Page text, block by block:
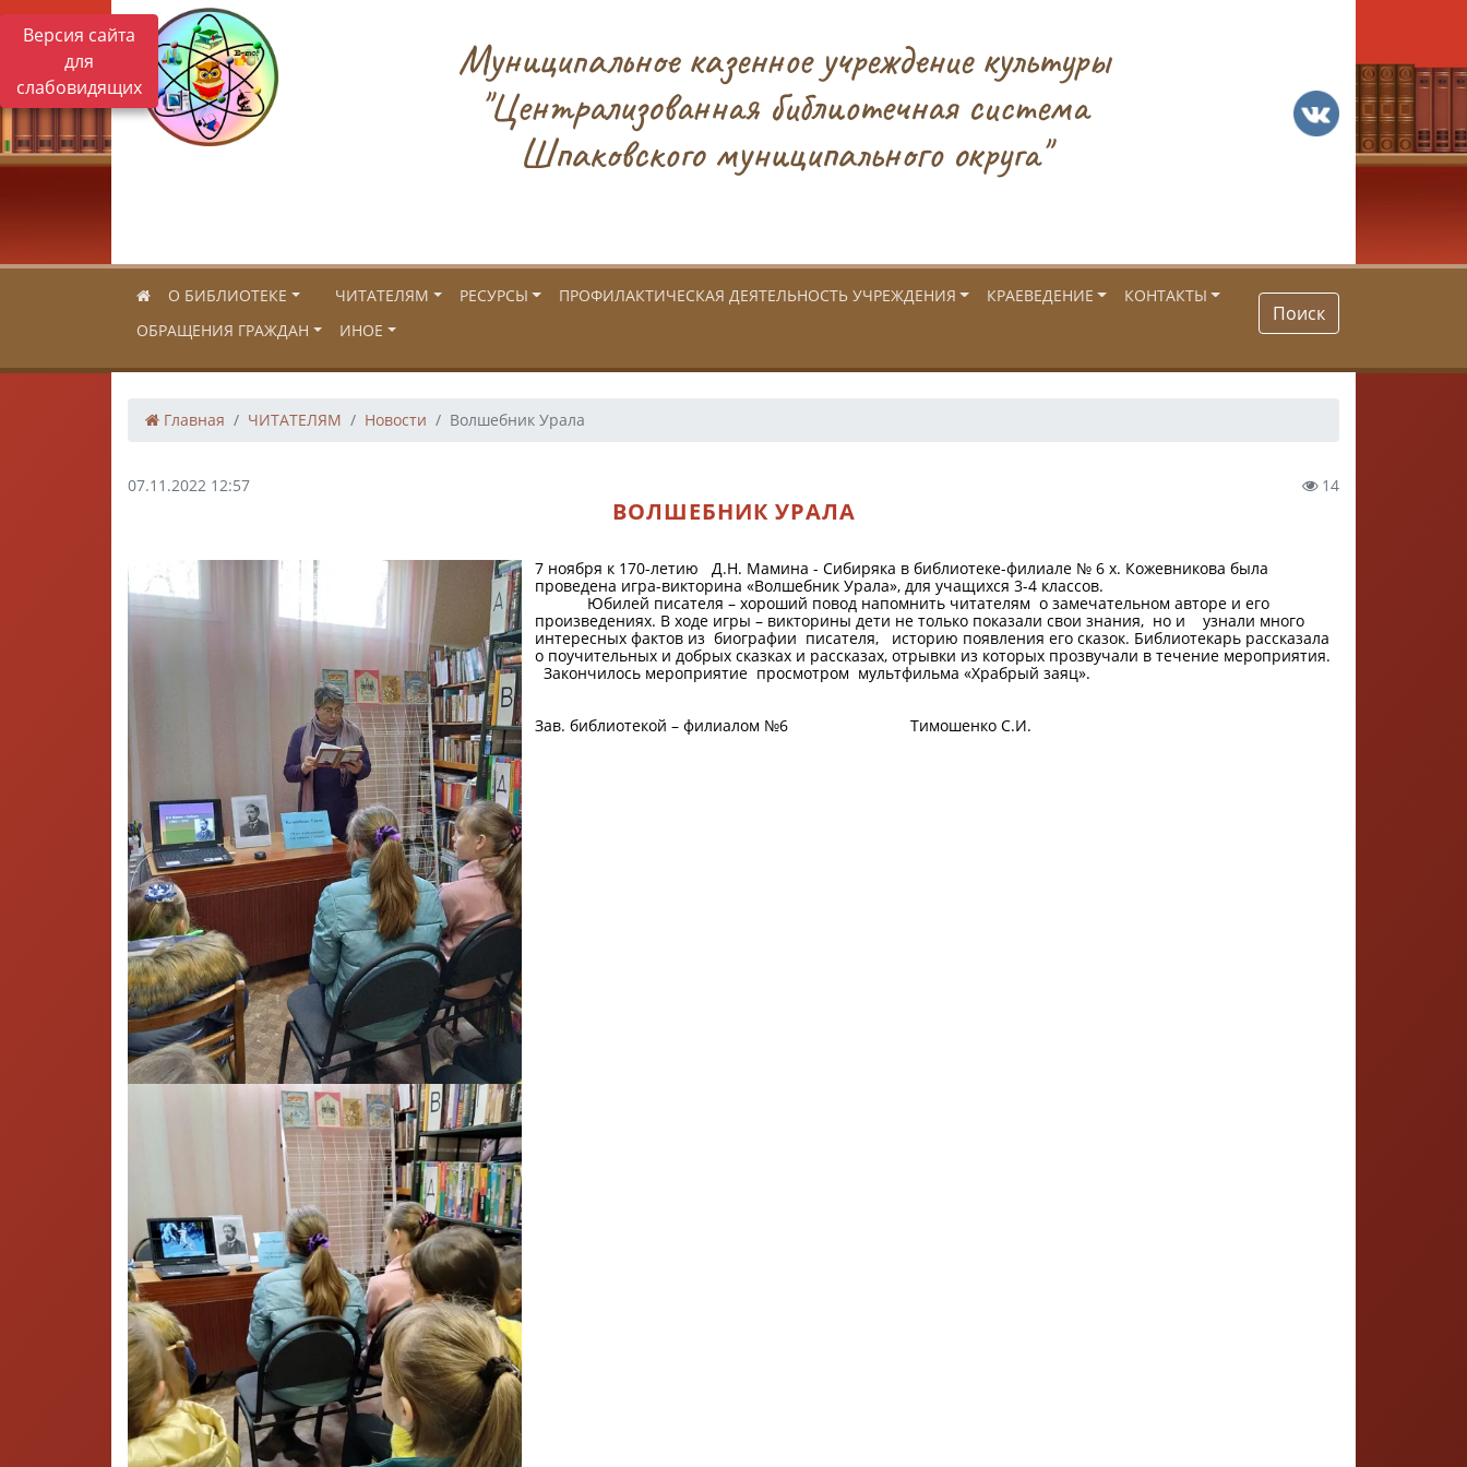
Версия сайта
для
слабовидящих
Муниципальное казенное учреждение культуры
"Централизованная библиотечная система
Шпаковского муниципального округа"
О БИБЛИОТЕКЕ ЧИТАТЕЛЯМ РЕСУРСЫ ПРОФИЛАКТИЧЕСКАЯ ДЕЯТЕЛЬНОСТЬ УЧРЕЖДЕНИЯ КРАЕВЕДЕНИЕ
КОНТАКТЫ
ОБРАЩЕНИЯ ГРАЖДАН
ИНОЕ
Поиск
Главная ЧИТАТЕЛЯМ Новости Волшебник Урала
07.11.2022 12:57 14
ВОЛШЕБНИК УРАЛА
7 ноября к 170-летию Д.Н. Мамина - Сибиряка в библиотеке-филиале № 6 х. Кожевникова была
проведена игра-викторина «Волшебник Урала», для учащихся 3-4 классов.
Юбилей писателя – хороший повод напомнить читателям о замечательном авторе и его
произведениях. В ходе игры – викторины дети не только показали свои знания, но и узнали много
интересных фактов из биографии писателя, историю появления его сказок. Библиотекарь рассказала
о поучительных и добрых сказках и рассказах, отрывки из которых прозвучали в течение мероприятия.
Закончилось мероприятие просмотром мультфильма «Храбрый заяц».
Зав. библиотекой – филиалом №6 Тимошенко С.И.